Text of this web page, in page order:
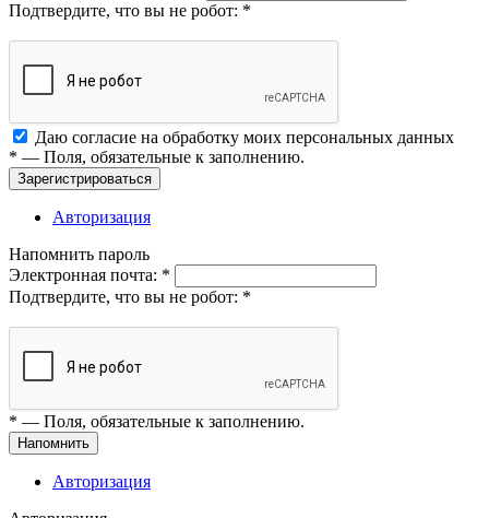
Подтвердите, что вы не робот: *
Даю согласие на обработку моих персональных данных
* — Поля, обязательные к заполнению.
Зарегистрироваться
Авторизация
Напомнить пароль
Электронная почта: *
Подтвердите, что вы не робот: *
* — Поля, обязательные к заполнению.
Напомнить
Авторизация